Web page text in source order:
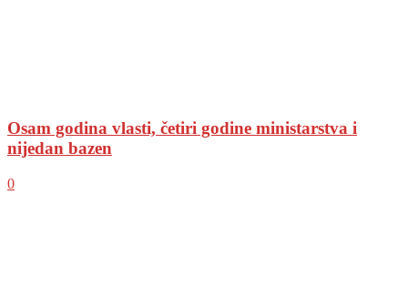
Osam godina vlasti, četiri godine ministarstva i
nijedan bazen
0